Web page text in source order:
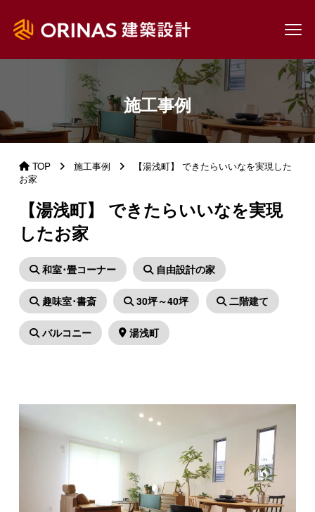
施工事例
TOP 施工事例
【湯浅町】 できたらいいなを実現した
お家
【湯浅町】 できたらいいなを実現
したお家
和室･畳コーナー 自由設計の家
趣味室･書斎 30坪～40坪 二階建て
バルコニー 湯浅町